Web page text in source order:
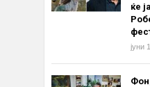
ќе
јуни